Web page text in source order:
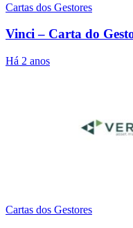
Cartas dos Gestores
Vinci – Carta do
Há 2 anos
Cartas dos Gestores